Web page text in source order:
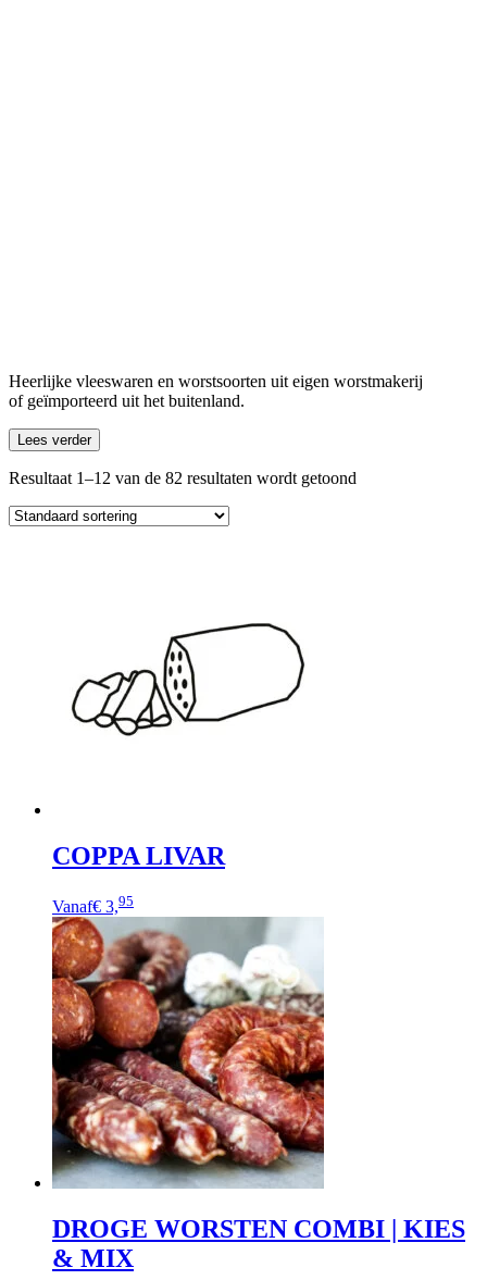
Heerlijke vleeswaren en worstsoorten uit eigen worstmakerij
of geïmporteerd uit het buitenland.
Lees verder
Resultaat 1–12 van de 82 resultaten wordt getoond
COPPA LIVAR
Vanaf€ 3,95
product
heeft
meerdere
variaties.
Deze
optie
kan
gekozen
worden
op
de
productpagina
DROGE WORSTEN COMBI | KIES
& MIX